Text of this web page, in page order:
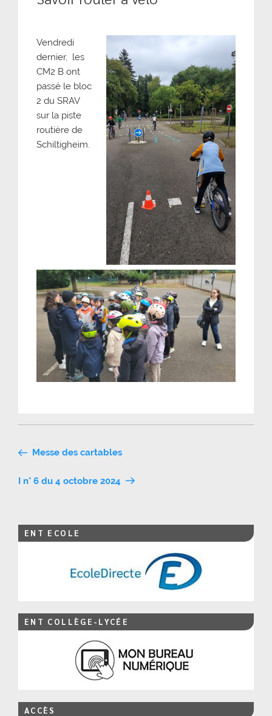
Vendredi
dernier, les
CM2 B ont
passé le bloc
2 du SRAV
sur la piste
routière de
Schiltigheim.
Navigation
de
Messe des cartables
I n° 6 du 4 octobre 2024
ENT ECOLE
ENT COLLÈGE-LYCÉE
ACCÈS